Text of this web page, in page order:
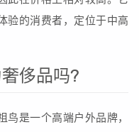
验的消费者，定位于中高
侈品吗?
是一个高端户外品牌，